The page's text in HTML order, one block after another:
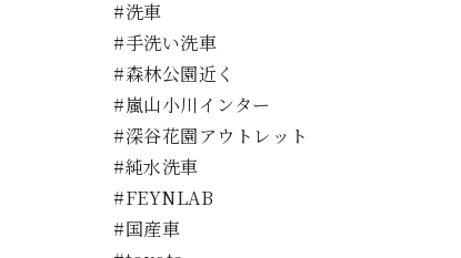
#洗車
#手洗い洗車
#森林公園近く
#嵐山小川インター
#深谷花園アウトレット
#純水洗車
#FEYNLAB
#国産車